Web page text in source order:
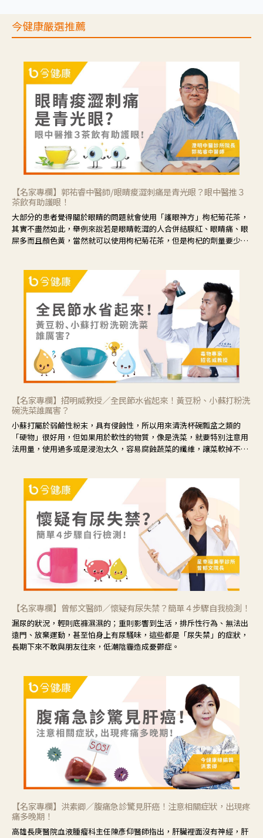
今健康嚴選推薦
【名家專欄】郭祐睿中醫師/眼睛痠澀刺痛是青光眼？眼中醫推３
茶飲有助護眼！
大部分的患者覺得關於眼睛的問題就會使用「護眼神方」枸杞菊花茶，
其實不盡然如此，舉例來說若是眼睛乾澀的人合併結膜紅、眼睛痛、眼
屎多而且顏色黃，當然就可以使用枸杞菊花茶，但是枸杞的劑量要少，
候就要使用菊花、金銀花來治療；假如單純的眼睛乾澀，結膜沒有紅，
眼睛周圍沒有眼屎，這種情況是屬於「陰虛」，就可以使用枸杞、蓮
藕、麥門冬、山藥等比較滋潤的藥材，效果就更顯著。
【名家專欄】招明威教授／全民節水省起來！黃豆粉、小蘇打粉洗
碗洗菜誰厲害？
小蘇打屬於弱鹼性粉末，具有侵蝕性，所以用來清洗杯碗瓢盆之類的
「硬物」很好用，但如果用於軟性的物質，像是洗菜，就要特別注意用
法用量，使用過多或是浸泡太久，容易腐蝕蔬菜的纖維，讓菜軟掉不清
【名家專欄】曾郁文醫師／懷疑有尿失禁？簡單４步驟自我檢測！
漏尿的狀況，輕則底褲濕濕的；重則影響到生活，排斥性行為、無法出
遠門、放棄運動，甚至怕身上有尿騷味，這些都是「尿失禁」的症狀，
長期下來不敢與朋友往來，低潮陰霾造成憂鬱症。
【名家專欄】洪素卿／腹痛急診驚見肝癌！注意相關症狀，出現疼
痛多晚期！
高雄長庚醫院血液腫瘤科主任陳彥仰醫師指出，肝臟裡面沒有神經，肝